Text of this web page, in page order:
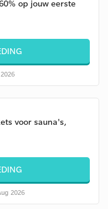
op jouw eerste
voor sauna's,
2026